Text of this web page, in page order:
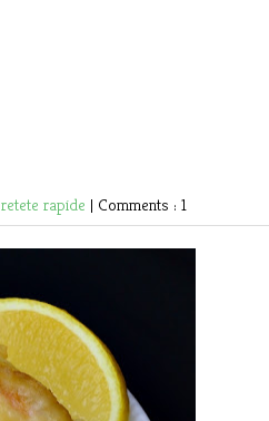
retete rapide | Comments : 1